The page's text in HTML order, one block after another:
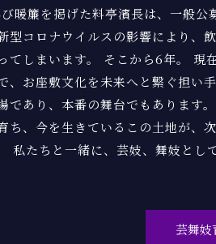
暖簾を掲げた料亭濱長は、一般
型コロナウイルスの影響により、
てしまいます。 そこから6年。 現
、お座敷文化を未来へと繋ぐ担い
であり、本番の舞台でもあります
ち、今を生きているこの土地が、
私たちと一緒に、芸妓、舞妓
芸舞妓